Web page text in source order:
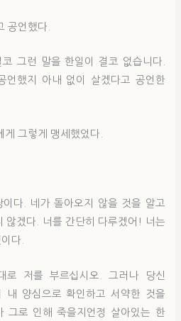
공언했다.
그런 말을 한일이 결코 없습니다.
언했지 아내 없이 살겠다고 공언한
그렇게 맹세했었다.
다. 네가 돌아오지 않을 것을 알고
않겠다. 너를 간단히 다루겠어! 너는
다.
로 저를 부르십시오. 그러나 당신
내 양심으로 확인하고 서약한 것을
그로 인해 죽을지언정 살아있는 한